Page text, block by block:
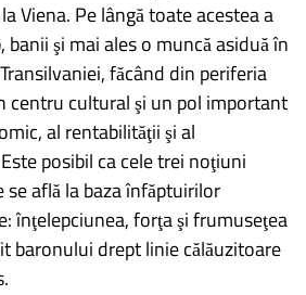
Viena. Pe lângă toate acestea a
şi mai ales o muncă asiduă în
făcând din periferia
centru cultural şi un pol important
al rentabilităţii şi al
posibil ca cele trei noţiuni
se află la baza înfăptuirilor
înţelepciunea, forţa şi frumuseţea
baronului drept linie călăuzitoare